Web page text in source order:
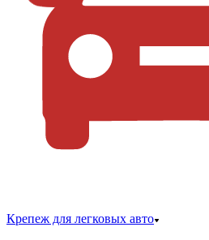
Крепеж для легковых авто